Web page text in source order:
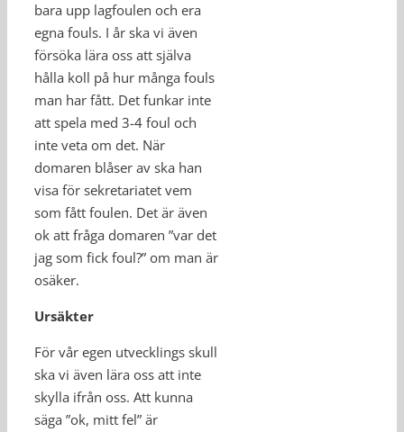
bara upp lagfoulen och era
egna fouls. I år ska vi även
försöka lära oss att själva
hålla koll på hur många fouls
man har fått. Det funkar inte
att spela med 3-4 foul och
inte veta om det. När
domaren blåser av ska han
visa för sekretariatet vem
som fått foulen. Det är även
ok att fråga domaren ”var det
jag som fick foul?” om man är
osäker.
Ursäkter
För vår egen utvecklings skull
ska vi även lära oss att inte
skylla ifrån oss. Att kunna
säga ”ok, mitt fel” är